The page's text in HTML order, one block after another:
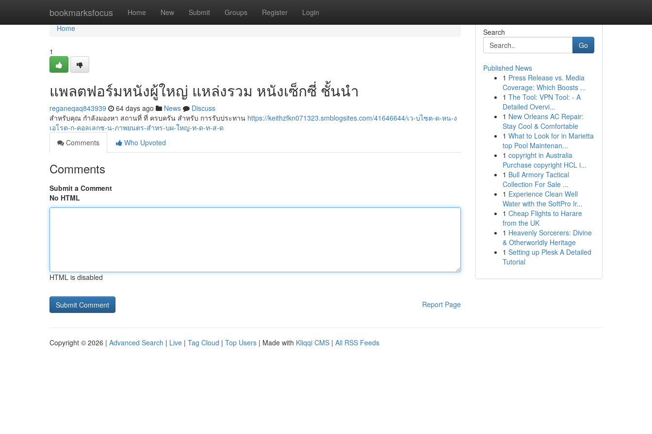
bookmarksfocus Home New Submit Groups Register Login
Home
Home
1
แพลตฟอร์มหนังผู้ใหญ่ แหล่งรวม หนังเซ็กซี่ ชั้นนำ
reganeqaq843939 64 days ago News
Discuss
สำหรับคุณ กำลังมองหา สถานที่ ที่ ครบครัน สำหรับ การรับประทาน https://keithzfkn071323.smblogsites.com/41646644/เว-บไซต-ด-หน-ง
เอโรต-ก-คอลเลกช-น-ภาพยนตร-สำหร-บผ-ใหญ-ท-ด-ท-ส-ด
Comments
Who Upvoted
Comments
Submit a Comment
No HTML
HTML is disabled
Report Page
Search
Go
Published News
1 Press Release vs. Media
Coverage: Which Boosts ...
1 The Tool: VPN Tool: - A
Detailed Overvi...
1 New Orleans AC Repair:
Stay Cool & Comfortable
1 What to Look for in Marietta
top Pool Maintenan...
1 copyright in Australia
Purchase copyright HCL i...
1 Bull Armory Tactical
Collection For Sale ...
1 Experience Clean Well
Water with the SoftPro Ir...
1 Cheap Flights to Harare
from the UK
1 Heavenly Sorcerers: Divine
& Otherworldly Heritage
1 Setting up Plesk A Detailed
Tutorial
Copyright © 2026 | Advanced Search | Live | Tag Cloud | Top Users | Made with Kliqqi CMS | All RSS Feeds